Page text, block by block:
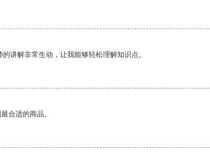
讲解非常生动，让我能够轻松理解知识点。
合适的商品。